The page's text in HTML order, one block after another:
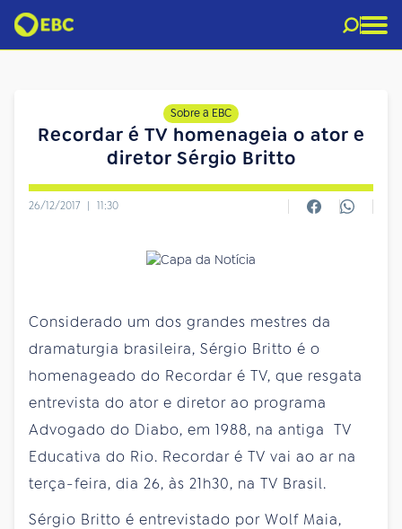
Sobre a EBC
Recordar é TV homenageia o ator e
diretor Sérgio Britto
26/12/2017 | 11:30
Considerado um dos grandes mestres da
dramaturgia brasileira, Sérgio Britto é o
homenageado do Recordar é TV, que resgata
entrevista do ator e diretor ao programa
Advogado do Diabo, em 1988, na antiga TV
Educativa do Rio. Recordar é TV vai ao ar na
terça-feira, dia 26, às 21h30, na TV Brasil.
Sérgio Britto é entrevistado por Wolf Maia,